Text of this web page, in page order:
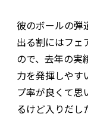
彼のボールの弾
出る割にはフェ
ので、去年の実
力を発揮しやす
プ率が良くて思
るけど入りだし